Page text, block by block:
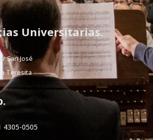
Universitarias.
San José
Teresita
4305-0505